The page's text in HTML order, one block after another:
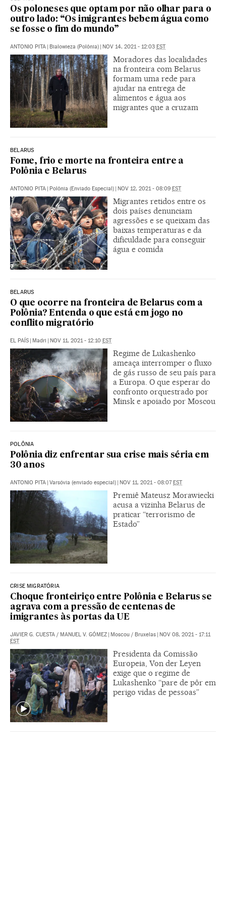
Os poloneses que optam por não olhar para o
outro lado: “Os imigrantes bebem água como
se fosse o fim do mundo”
ANTONIO PITA Bialowieza (Polônia) NOV 14, 2021 - 12:03 EST
Moradores das localidades
na fronteira com Belarus
formam uma rede para
ajudar na entrega de
alimentos e água aos
migrantes que a cruzam
BELARUS
Fome, frio e morte na fronteira entre a
Polônia e Belarus
ANTONIO PITA Polônia (Enviado Especial) NOV 12, 2021 - 08:09 EST
Migrantes retidos entre os
dois países denunciam
agressões e se queixam das
baixas temperaturas e da
dificuldade para conseguir
água e comida
BELARUS
O que ocorre na fronteira de Belarus com a
Polônia? Entenda o que está em jogo no
conflito migratório
EL PAÍS | Madri | NOV 11, 2021 - 12:10 EST
Regime de Lukashenko
ameaça interromper o fluxo
de gás russo de seu país para
a Europa. O que esperar do
confronto orquestrado por
Minsk e apoiado por Moscou
POLÔNIA
Polônia diz enfrentar sua crise mais séria em
30 anos
ANTONIO PITA | Varsóvia (enviado especial) | NOV 11, 2021 - 08:07EST
Premiê Mateusz Morawiecki
acusa a vizinha Belarus de
praticar “terrorismo de
Estado”
CRISE MIGRATÓRIA
Choque fronteiriço entre Polônia e Belarus se
agrava com a pressão de centenas de
imigrantes às portas da UE
JAVIER G. CUESTA / MANUEL V. GÓMEZ | Moscou / Bruxelas | NOV 08, 2021 - 17:11
EST
Presidenta da Comissão
Europeia, Von der Leyen
exige que o regime de
Lukashenko “pare de pôr em
perigo vidas de pessoas”